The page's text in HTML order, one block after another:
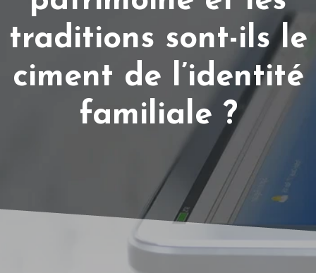
traditions sont-ils le
ciment de l’identité
familiale ?